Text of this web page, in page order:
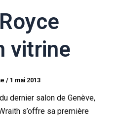
vitrine
/ 1 mai 2013
dernier salon de Genève,
s’offre sa première